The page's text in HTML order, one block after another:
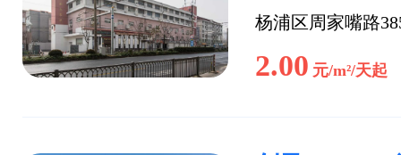
杨浦区周家嘴路
2.00 元/m²/天起